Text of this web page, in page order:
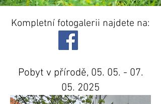
Kompletní fotogalerii najdete na:
Pobyt v přírodě, 05. 05. - 07.
05. 2025